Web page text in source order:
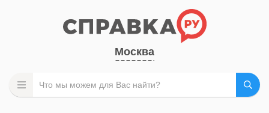
Москва